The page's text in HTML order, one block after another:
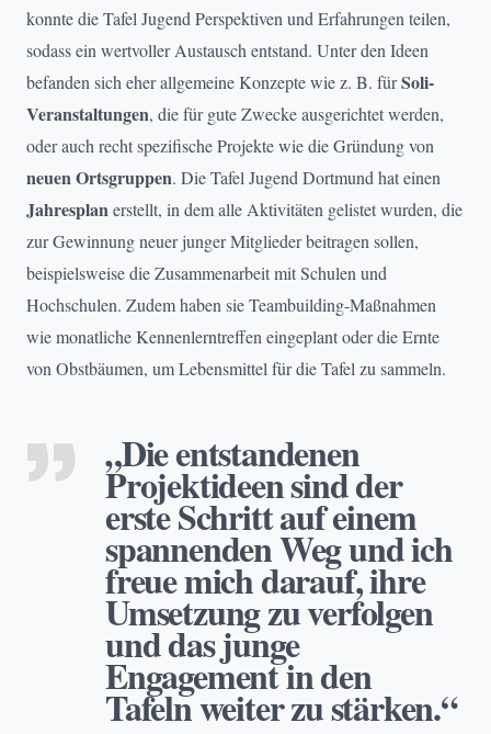
konnte die Tafel Jugend Perspektiven und Erfahrungen teilen,
sodass ein wertvoller Austausch entstand. Unter den Ideen
befanden sich eher allgemeine Konzepte wie z. B. fürSoli-
Veranstaltungen, die für gute Zwecke ausgerichtet werden,
oder auch recht spezifische Projekte wie die Gründung von
neuen Ortsgruppen. Die Tafel Jugend Dortmund hat einen
Jahresplanerstellt, in dem alle Aktivitäten gelistet wurden, die
zur Gewinnung neuer junger Mitglieder beitragen sollen,
beispielsweise die Zusammenarbeit mit Schulen und
Hochschulen. Zudem haben sie Teambuilding-Maßnahmen
wie monatliche Kennenlerntreffen eingeplant oder die Ernte
von Obstbäumen, um Lebensmittel für die Tafel zu sammeln.
„Die entstandenen
Projektideen sind der
erste Schritt auf einem
spannenden Weg und ich
freue mich darauf, ihre
Umsetzung zu verfolgen
und das junge
Engagement in den
Tafeln weiter zu stärken.“